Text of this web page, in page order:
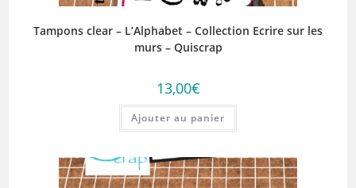
Tampons clear – L’Alphabet – Collection Ecrire sur les
murs – Quiscrap
13,00€
Ajouter au panier